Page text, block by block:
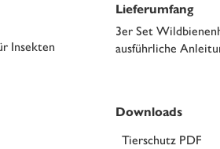
Insekten
Lieferumfang
3er Set
ausführliche
Downloads
Tierschutz PDF